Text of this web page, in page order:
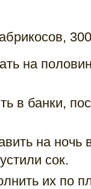
на
в банки,
на ночь
сок.
их по